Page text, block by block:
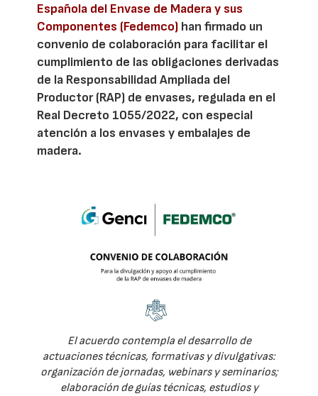
Española del Envase de Madera y sus
Componentes (Fedemco) han firmado un
convenio de colaboración para facilitar el
cumplimiento de las obligaciones derivadas
de la Responsabilidad Ampliada del
Productor (RAP) de envases, regulada en el
Real Decreto 1055/2022, con especial
atención a los envases y embalajes de
madera.
El acuerdo contempla el desarrollo de
actuaciones técnicas, formativas y divulgativas:
organización de jornadas, webinars y seminarios;
elaboración de guías técnicas, estudios y